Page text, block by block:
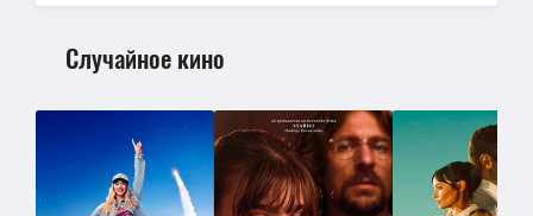
Случайное кино